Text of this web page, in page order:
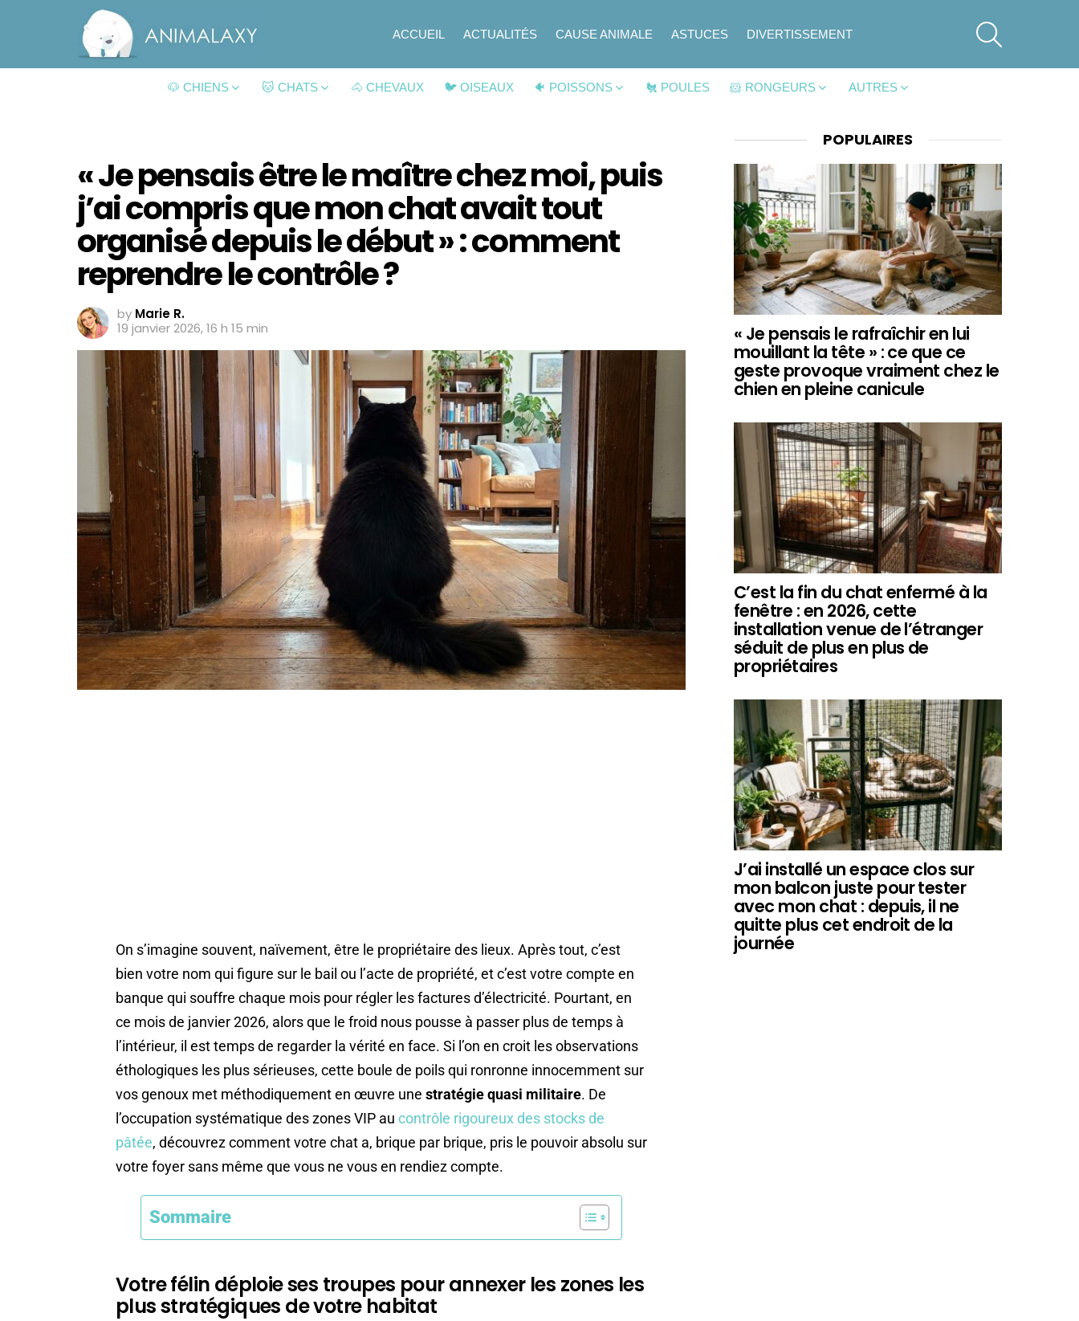
ACCUEIL ACTUALITÉS CAUSE ANIMALE ASTUCES DIVERTISSEMENT
🐶 CHIENS 🐱 CHATS 🐴 CHEVAUX 🐦 OISEAUX 🐠 POISSONS 🐔 POULES 🐹 RONGEURS AUTRES
« Je pensais être le maître chez moi, puis
j’ai compris que mon chat avait tout
organisé depuis le début » : comment
reprendre le contrôle ?
by Marie R.
19 janvier 2026, 16 h 15 min
On s’imagine souvent, naïvement, être le propriétaire des lieux. Après tout, c’est
bien votre nom qui figure sur le bail ou l’acte de propriété, et c’est votre compte en
banque qui souffre chaque mois pour régler les factures d’électricité. Pourtant, en
ce mois de janvier 2026, alors que le froid nous pousse à passer plus de temps à
l’intérieur, il est temps de regarder la vérité en face. Si l’on en croit les observations
éthologiques les plus sérieuses, cette boule de poils qui ronronne innocemment sur
vos genoux met méthodiquement en œuvre une stratégie quasi militaire. De
l’occupation systématique des zones VIP au contrôle rigoureux des stocks de
pâtée, découvrez comment votre chat a, brique par brique, pris le pouvoir absolu sur
votre foyer sans même que vous ne vous en rendiez compte.
Sommaire
Votre félin déploie ses troupes pour annexer les zones les
plus stratégiques de votre habitat
POPULAIRES
« Je pensais le rafraîchir en lui
mouillant la tête » : ce que ce
geste provoque vraiment chez le
chien en pleine canicule
C’est la fin du chat enfermé à la
fenêtre : en 2026, cette
installation venue de l’étranger
séduit de plus en plus de
propriétaires
J’ai installé un espace clos sur
mon balcon juste pour tester
avec mon chat : depuis, il ne
quitte plus cet endroit de la
journée